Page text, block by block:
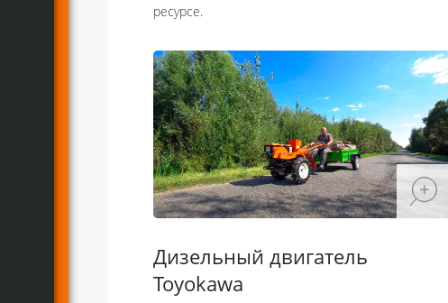
ресурсе.
Дизельный двигатель
Toyokawa